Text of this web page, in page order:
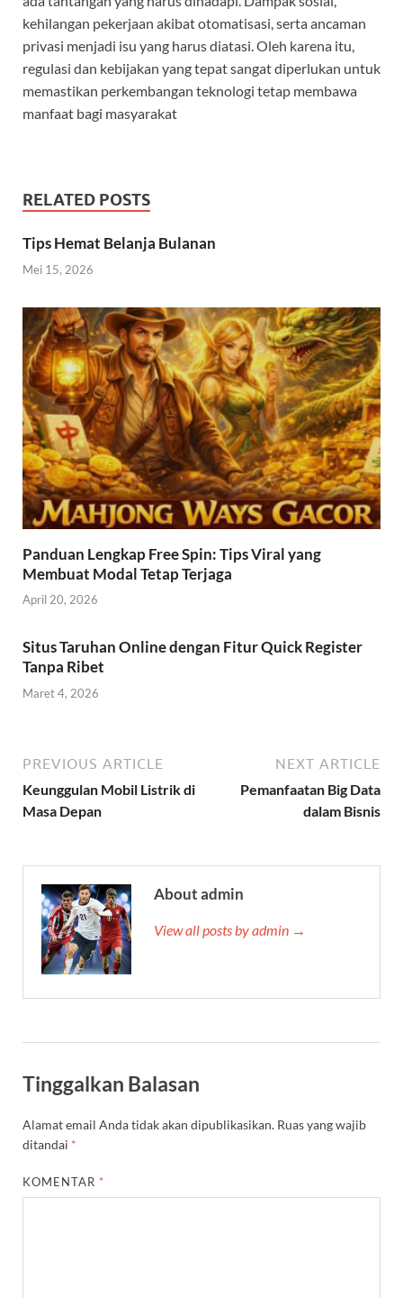
kehilangan pekerjaan akibat otomatisasi, serta ancaman
privasi menjadi isu yang harus diatasi. Oleh karena itu,
regulasi dan kebijakan yang tepat sangat diperlukan untuk
memastikan perkembangan teknologi tetap membawa
manfaat bagi masyarakat
RELATED POSTS
Tips Hemat Belanja Bulanan
Mei 15, 2026
Panduan Lengkap Free Spin: Tips Viral yang
Membuat Modal Tetap Terjaga
April 20, 2026
Situs Taruhan Online dengan Fitur Quick Register
Tanpa Ribet
Maret 4, 2026
PREVIOUS ARTICLE
Keunggulan Mobil Listrik di
Masa Depan
NEXT ARTICLE
Pemanfaatan Big Data
dalam Bisnis
About admin
View all posts by admin →
Tinggalkan Balasan
Alamat email Anda tidak akan dipublikasikan. Ruas yang wajib
ditandai *
KOMENTAR *